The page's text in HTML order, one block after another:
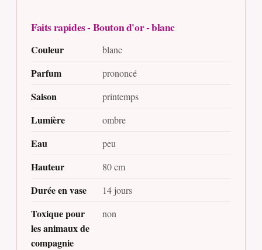
Faits rapides - Bouton d'or - blanc
Couleur blanc
Parfum prononcé
Saison printemps
Lumière ombre
Eau peu
Hauteur 80 cm
Durée en vase 14 jours
Toxique pour
les animaux de
compagnie
non